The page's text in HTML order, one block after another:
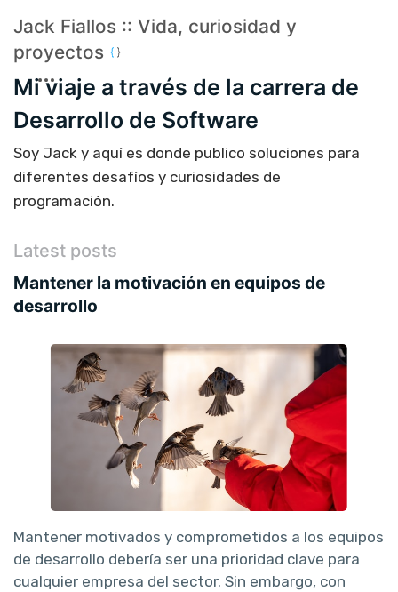
Jack Fiallos :: Vida, curiosidad y
proyectos
Mi viaje a través de la carrera de
Desarrollo de Software
Soy Jack y aquí es donde publico soluciones para
diferentes desafíos y curiosidades de
programación.
Latest posts
Mantener la motivación en equipos de
desarrollo
Mantener motivados y comprometidos a los equipos
de desarrollo debería ser una prioridad clave para
cualquier empresa del sector. Sin embargo, con